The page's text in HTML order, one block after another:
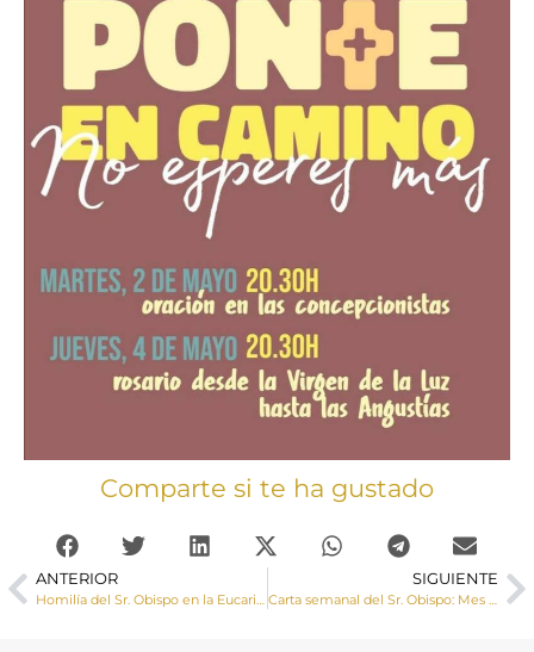
Comparte si te ha gustado
ANTERIOR
Homilía del Sr. Obispo en la Eucaristía de apertura del Jubileo del Santísimo Cristo de la Luz de Leganiel
SIGUIENTE
Carta semanal del Sr. Obispo: Mes de Mayo